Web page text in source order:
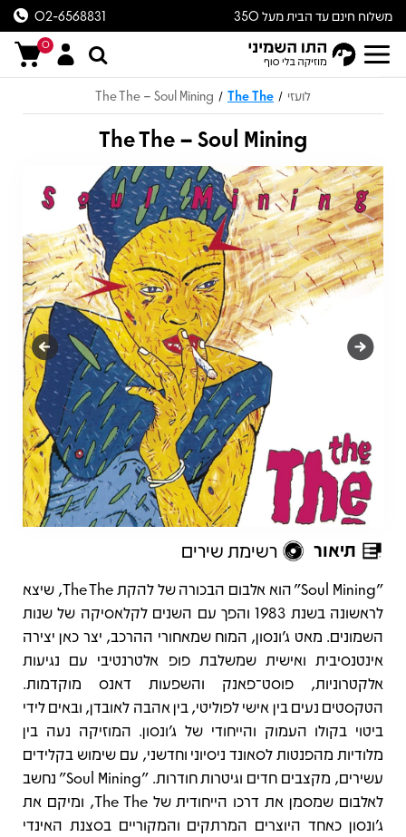
משלוח חינם עד הבית מעל 350
ש״ח
02-6568831
0
לועזי /
The The
/
The The – Soul Mining
The The – Soul Mining
תיאור רשימת שירים
תיאור
"‏Soul Mining" הוא אלבום הבכורה של להקת The The, שיצא
לראשונה בשנת 1983 והפך עם השנים לקלאסיקה של שנות
השמונים. מאט ג’ונסון, המוח שמאחורי ההרכב, יצר כאן יצירה
אינטנסיבית ואישית שמשלבת פופ אלטרנטיבי עם נגיעות
אלקטרוניות, פוסט־פאנק והשפעות דאנס מוקדמות.
הטקסטים נעים בין אישי לפוליטי, בין אהבה לאובדן, ובאים לידי
ביטוי בקולו העמוק והייחודי של ג’ונסון. המוזיקה נעה בין
מלודיות מהפנטות לסאונד ניסיוני וחדשני, עם שימוש בקלידים
עשירים, מקצבים חדים וגיטרות חודרות. "Soul Mining" נחשב
לאלבום שמסמן את דרכו הייחודית של The The, ומיקם את
ג’ונסון כאחד היוצרים המרתקים והמקוריים בסצנת האינדי